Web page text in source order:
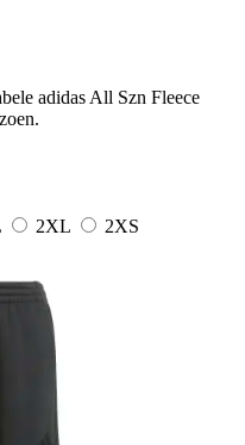
adidas All Szn Fleece
2XL
2XS